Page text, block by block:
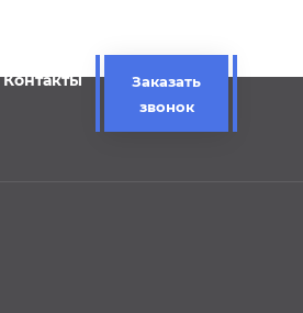
Контакты
Заказать
звонок